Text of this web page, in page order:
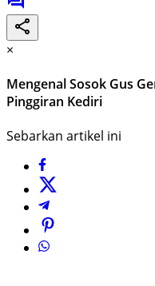
×
Mengenal Sosok Gus
Pinggiran Kediri
Sebarkan artikel ini